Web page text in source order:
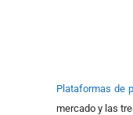
Plataformas de
mercado y las